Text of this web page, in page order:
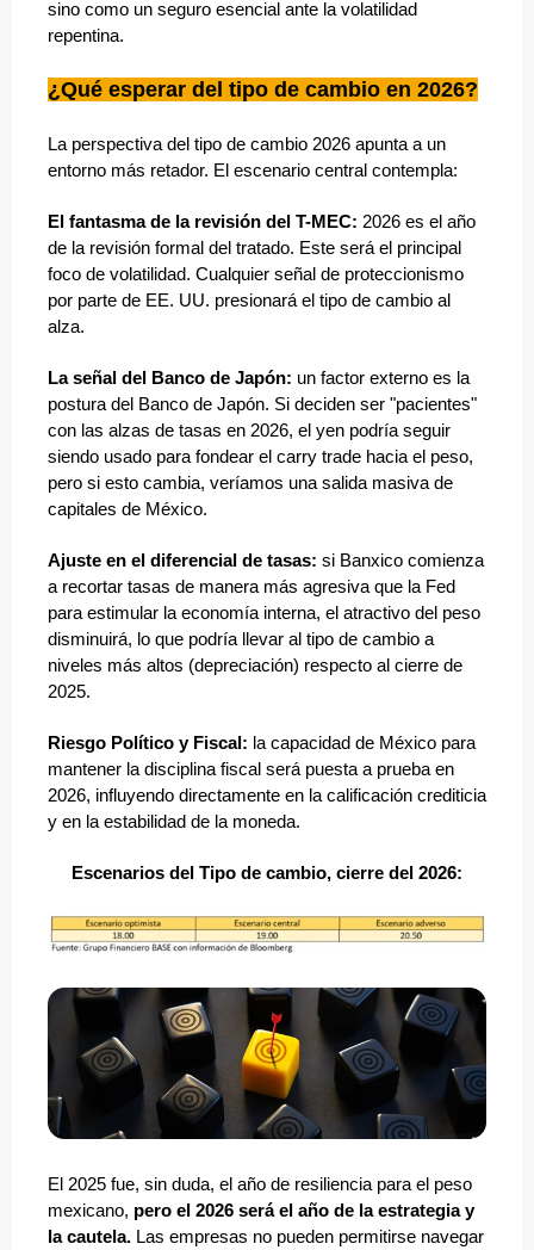
sino como un seguro esencial ante la volatilidad
repentina.
¿Qué esperar del tipo de cambio en 2026?
La perspectiva del tipo de cambio 2026 apunta a un
entorno más retador. El escenario central contempla:
El fantasma de la revisión del T-MEC: 2026 es el año
de la revisión formal del tratado. Este será el principal
foco de volatilidad. Cualquier señal de proteccionismo
por parte de EE. UU. presionará el tipo de cambio al
alza.
La señal del Banco de Japón: un factor externo es la
postura del Banco de Japón. Si deciden ser "pacientes"
con las alzas de tasas en 2026, el yen podría seguir
siendo usado para fondear el carry trade hacia el peso,
pero si esto cambia, veríamos una salida masiva de
capitales de México.
Ajuste en el diferencial de tasas: si Banxico comienza
a recortar tasas de manera más agresiva que la Fed
para estimular la economía interna, el atractivo del peso
disminuirá, lo que podría llevar al tipo de cambio a
niveles más altos (depreciación) respecto al cierre de
2025.
Riesgo Político y Fiscal: la capacidad de México para
mantener la disciplina fiscal será puesta a prueba en
2026, influyendo directamente en la calificación crediticia
y en la estabilidad de la moneda.
Escenarios del Tipo de cambio, cierre del 2026:
El 2025 fue, sin duda, el año de resiliencia para el peso
mexicano, pero el 2026 será el año de la estrategia y
la cautela. Las empresas no pueden permitirse navegar